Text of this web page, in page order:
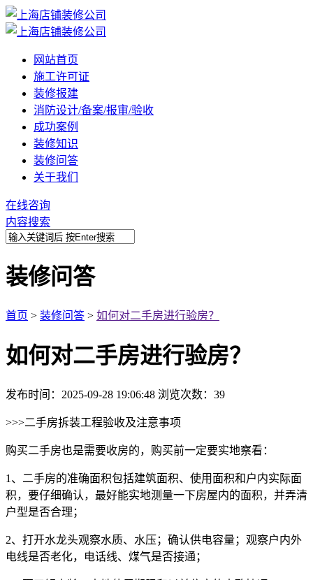
网站首页
施工许可证
装修报建
消防设计/备案/报审/验收
成功案例
装修知识
装修问答
关于我们
在线咨询
内容搜索
装修问答
首页 > 装修问答 > 如何对二手房进行验房？
如何对二手房进行验房？
发布时间：2025-09-28 19:06:48 浏览次数： 39
>>>二手房拆装工程验收及注意事项
购买二手房也是需要收房的，购买前一定要实地察看：
1、二手房的准确面积包括建筑面积、使用面积和户内实际面
积，要仔细确认，最好能实地测量一下房屋内的面积，并弄清
户型是否合理；
2、打开水龙头观察水质、水压；确认供电容量；观察户内外
电线是否老化，电话线、煤气是否接通；